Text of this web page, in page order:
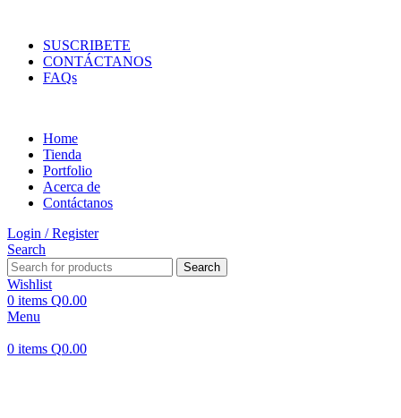
SUSCRIBETE
CONTÁCTANOS
FAQs
Home
Tienda
Portfolio
Acerca de
Contáctanos
Login / Register
Search
Search
Wishlist
0 items Q0.00
Menu
0 items Q0.00